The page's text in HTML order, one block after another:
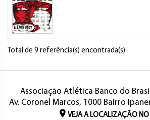
Total de 9 referência(s) encontrada(s)
Associação Atlética Banco do
Av. Coronel Marcos, 1000 Bairro
VEJA A LOCALIZAÇÃO